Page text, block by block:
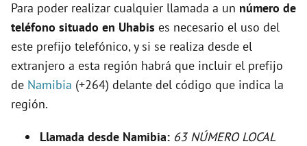
e
o
Para poder realizar cualquier llamada a un número de
teléfono situado en Uhabis es necesario el uso del
este prefijo telefónico, y si se realiza desde el
extranjero a esta región habrá que incluir el prefijo
de Namibia (+264) delante del código que indica la
región.
Llamada desde Namibia: 63 NÚMERO LOCAL